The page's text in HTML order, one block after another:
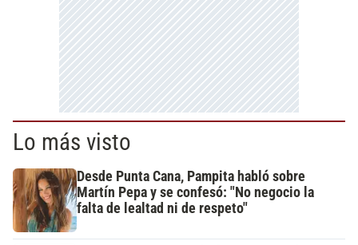
Lo más visto
Desde Punta Cana, Pampita habló sobre
Martín Pepa y se confesó: "No negocio la
falta de lealtad ni de respeto"